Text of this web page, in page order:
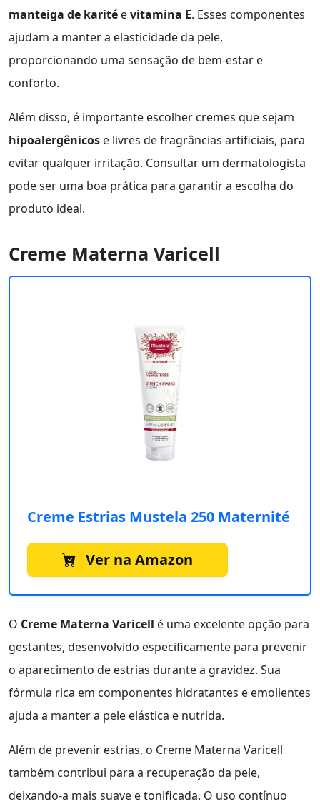
manteiga de karité evitamina E. Esses componentes
ajudam a manter a elasticidade da pele,
proporcionando uma sensação de bem-estar e
conforto.
Além disso, é importante escolher cremes que sejam
hipoalergênicos e livres de fragrâncias artificiais, para
evitar qualquer irritação. Consultar um dermatologista
pode ser uma boa prática para garantir a escolha do
produto ideal.
Creme Materna Varicell
Creme Estrias Mustela 250 Maternité
Ver na Amazon
O Creme Materna Varicell é uma excelente opção para
gestantes, desenvolvido especificamente para prevenir
o aparecimento de estrias durante a gravidez. Sua
fórmula rica em componentes hidratantes e emolientes
ajuda a manter a pele elástica e nutrida.
Além de prevenir estrias, o Creme Materna Varicell
também contribui para a recuperação da pele,
deixando-a mais suave e tonificada. O uso contínuo